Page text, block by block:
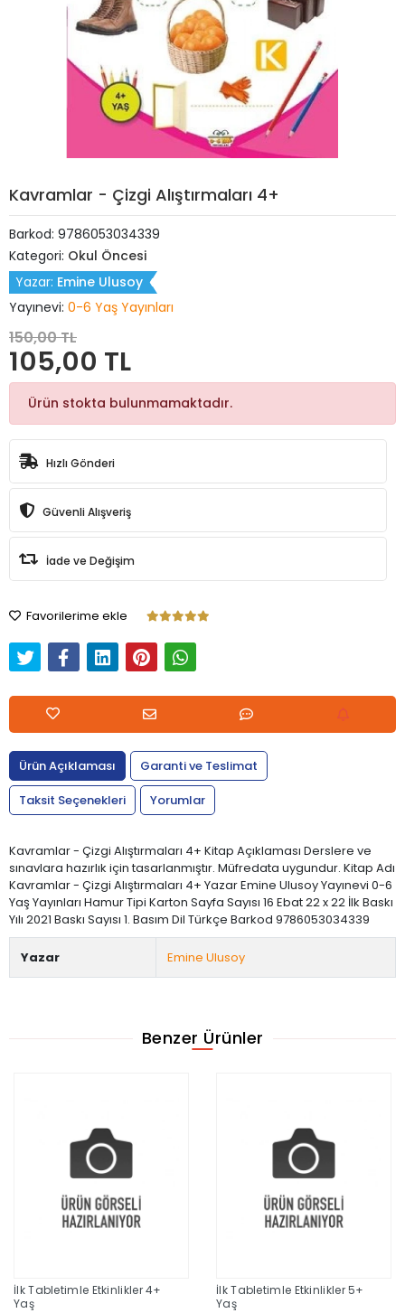
Kavramlar - Çizgi Alıştırmaları 4+
Barkod: 9786053034339
Kategori: Okul Öncesi
Yazar: Emine Ulusoy
Yayınevi: 0-6 Yaş Yayınları
150,00 TL
105,00 TL
Ürün stokta bulunmamaktadır.
Hızlı Gönderi
Güvenli Alışveriş
İade ve Değişim
Favorilerime ekle
Ürün Açıklaması
Garanti ve Teslimat
Taksit Seçenekleri
Yorumlar
Kavramlar - Çizgi Alıştırmaları 4+ Kitap Açıklaması Derslere ve
sınavlara hazırlık için tasarlanmıştır. Müfredata uygundur. Kitap Adı
Kavramlar - Çizgi Alıştırmaları 4+ Yazar Emine Ulusoy Yayınevi 0-6
Yaş Yayınları Hamur Tipi Karton Sayfa Sayısı 16 Ebat 22 x 22 İlk Baskı
Yılı 2021 Baskı Sayısı 1. Basım Dil Türkçe Barkod 9786053034339
Yazar Emine Ulusoy
Benzer Ürünler
İlk Tabletimle Etkinlikler 4+
Yaş
İlk Tabletimle Etkinlikler 5+
Yaş